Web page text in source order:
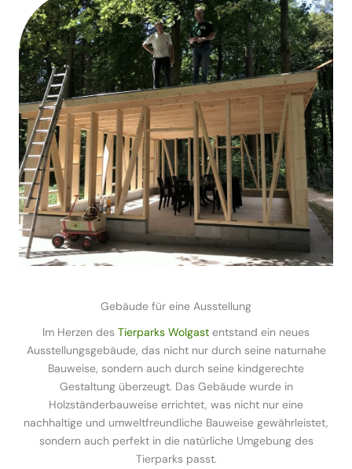
Gebäude für eine Ausstellung
Im Herzen des Tierparks Wolgast entstand ein neues
Ausstellungsgebäude, das nicht nur durch seine naturnahe
Bauweise, sondern auch durch seine kindgerechte
Gestaltung überzeugt. Das Gebäude wurde in
Holzständerbauweise errichtet, was nicht nur eine
nachhaltige und umweltfreundliche Bauweise gewährleistet,
sondern auch perfekt in die natürliche Umgebung des
Tierparks passt.